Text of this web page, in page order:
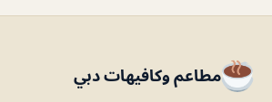
مطاعم وكافيهات دبي